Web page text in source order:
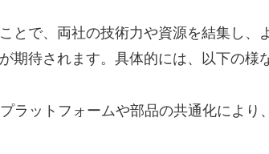
とで、両社の技術力や資源を結集し、
期待されます。具体的には、以下の様
プラットフォームや部品の共通化により